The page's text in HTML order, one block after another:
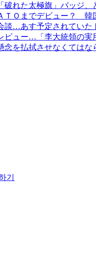
破れた太極旗」バッジ
ＴＯまでデビュー？ 韓
談…あす予定されていた
ビュー…「李大統領の実
念を払拭させなくては
기